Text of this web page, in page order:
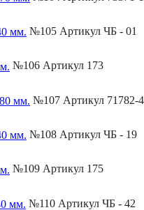
№105 Артикул ЧБ - 01
№106 Артикул 173
№107 Артикул 71782-4
№108 Артикул ЧБ - 19
№109 Артикул 175
№110 Артикул ЧБ - 42